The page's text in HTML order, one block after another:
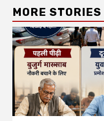
MORE STORIES